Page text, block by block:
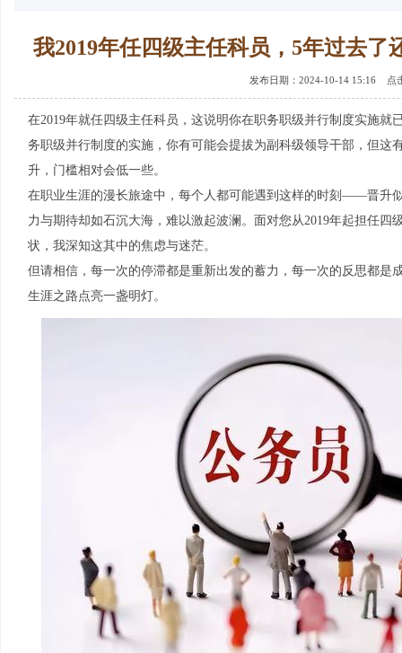
我2019年任四级主任科员，5年过去了
发布日期：2024-10-14 15:16 点
在2019年就任四级主任科员，这说明你在职务职级并行制度实施
务职级并行制度的实施，你有可能会提拔为副科级领导干部，但这
升，门槛相对会低一些。
在职业生涯的漫长旅途中，每个人都可能遇到这样的时刻——晋升
力与期待却如石沉大海，难以激起波澜。面对您从2019年起担任
状，我深知这其中的焦虑与迷茫。
但请相信，每一次的停滞都是重新出发的蓄力，每一次的反思都是
生涯之路点亮一盏明灯。